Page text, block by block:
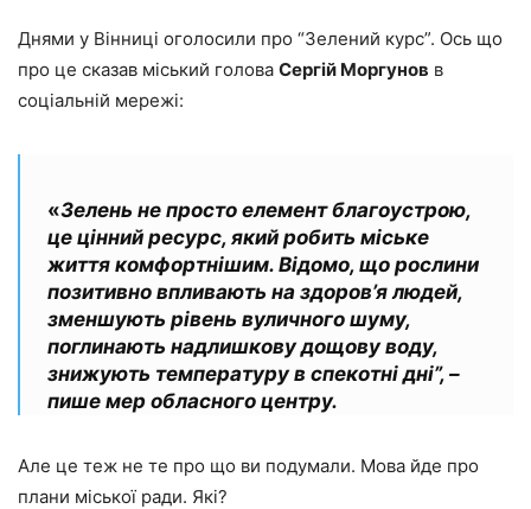
Днями у Вінниці оголосили про “Зелений курс”. Ось що
про це сказав міський голова Сергій Моргунов в
соціальній мережі:
«Зелень не просто елемент благоустрою,
це цінний ресурс, який робить міське
життя комфортнішим. Відомо, що рослини
позитивно впливають на здоров’я людей,
зменшують рівень вуличного шуму,
поглинають надлишкову дощову воду,
знижують температуру в спекотні дні”, –
пише мер обласного центру.
Але це теж не те про що ви подумали. Мова йде про
плани міської ради. Які?